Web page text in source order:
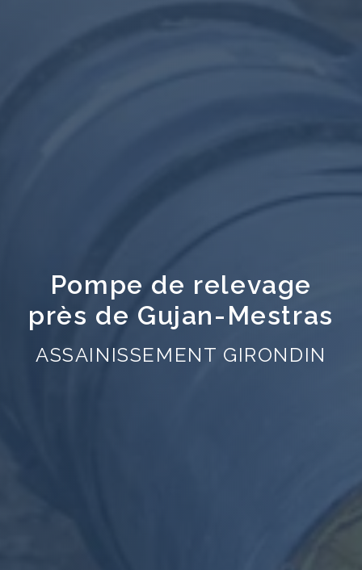
Pompe de relevage
près de Gujan-Mestras
ASSAINISSEMENT GIRONDIN